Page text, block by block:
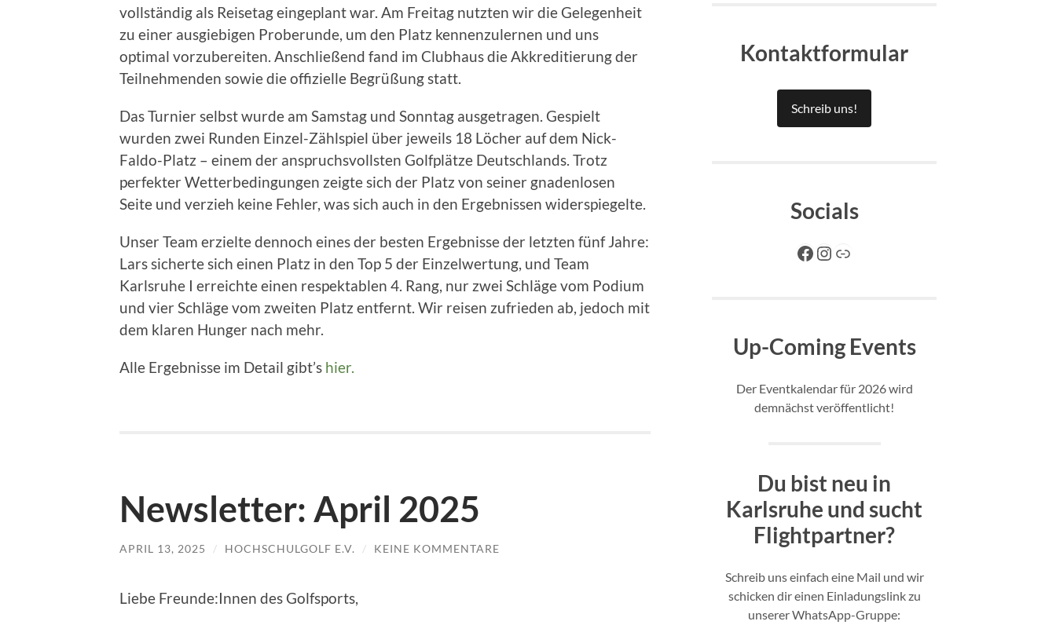
vollständig als Reisetag eingeplant war. Am Freitag nutzten wir die Gelegenheit
zu einer ausgiebigen Proberunde, um den Platz kennenzulernen und uns
optimal vorzubereiten. Anschließend fand im Clubhaus die Akkreditierung der
Teilnehmenden sowie die offizielle Begrüßung statt.
Das Turnier selbst wurde am Samstag und Sonntag ausgetragen. Gespielt
wurden zwei Runden Einzel-Zählspiel über jeweils 18 Löcher auf dem Nick-
Faldo-Platz – einem der anspruchsvollsten Golfplätze Deutschlands. Trotz
perfekter Wetterbedingungen zeigte sich der Platz von seiner gnadenlosen
Seite und verzieh keine Fehler, was sich auch in den Ergebnissen widerspiegelte.
Unser Team erzielte dennoch eines der besten Ergebnisse der letzten fünf Jahre:
Lars sicherte sich einen Platz in den Top 5 der Einzelwertung, und Team
Karlsruhe I erreichte einen respektablen 4. Rang, nur zwei Schläge vom Podium
und vier Schläge vom zweiten Platz entfernt. Wir reisen zufrieden ab, jedoch mit
dem klaren Hunger nach mehr.
Alle Ergebnisse im Detail gibt’s hier.
Newsletter: April 2025
APRIL 13, 2025 / HOCHSCHULGOLF E.V. / KEINE KOMMENTARE
Liebe Freunde:Innen des Golfsports,
Kontaktformular
Schreib uns!
Socials
Facebook
Instagram
Link
Up-Coming Events
Der Eventkalendar für 2026 wird
demnächst veröffentlicht!
Du bist neu in
Karlsruhe und sucht
Flightpartner?
Schreib uns einfach eine Mail und wir
schicken dir einen Einladungslink zu
unserer WhatsApp-Gruppe: